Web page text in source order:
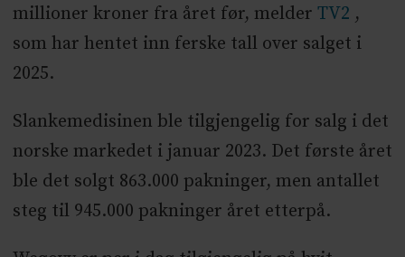
millioner kroner fra året før, melder TV2 ,
som har hentet inn ferske tall over salget i
2025.
Slankemedisinen ble tilgjengelig for salg i det
norske markedet i januar 2023. Det første året
ble det solgt 863.000 pakninger, men antallet
steg til 945.000 pakninger året etterpå.